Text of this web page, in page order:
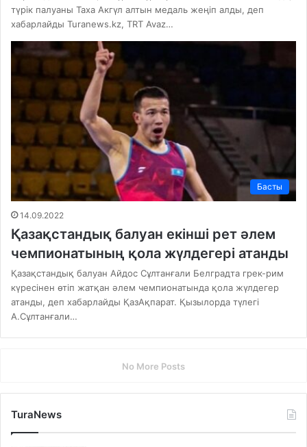
түрік палуаны Таха Акгүл алтын медаль жеңіп алды, деп
хабарлайды Turanews.kz, TRT Avaz…
Басты
14.09.2022
Қазақстандық балуан екінші рет әлем
чемпионатының қола жүлдегері атанды
Қазақстандық балуан Айдос Сұлтанғали Белградта грек-рим
күресінен өтіп жатқан әлем чемпионатында қола жүлдегер
атанды, деп хабарлайды ҚазАқпарат. Қызылорда түлегі
А.Сұлтанғали…
No More Posts
TuraNews